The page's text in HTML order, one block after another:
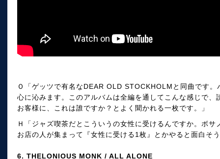
Ｏ「ゲッツで有名なDEAR OLD STOCKHOLMと同曲です
心に沁みます。このアルバムは全編を通してこんな感じで
お客様に、これは誰ですか？とよく聞かれる一枚です。」
Ｈ「ジャズ喫茶だとこういうの女性に受けるんですか。ボ
お店の人が集まって『女性に受ける1枚』とかやると面白そ
6. THELONIOUS MONK / ALL ALONE